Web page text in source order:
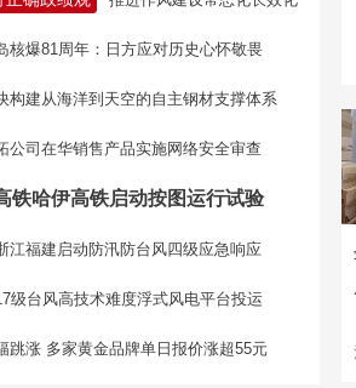
核爆81周年：日方应对历史心怀敬畏
构建从海洋到天空的自主钢材支撑体系
公司在华销售产品实施网络安全审查
铁哈伊高铁启动按图运行试验
江福建启动防汛防台风四级应急响应
级台风高技术难度浮式风电平台投运
跳涨 多家黄金品牌单日报价涨超55元